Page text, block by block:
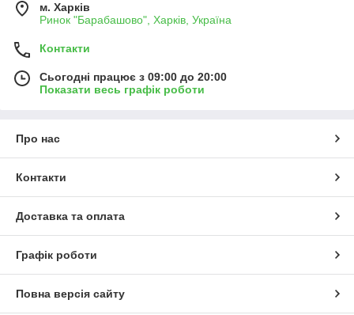
м. Харків
Ринок "Барабашово", Харків, Україна
Контакти
Сьогодні працює з 09:00 до 20:00
Показати весь графік роботи
Про нас
Контакти
Доставка та оплата
Графік роботи
Повна версія сайту